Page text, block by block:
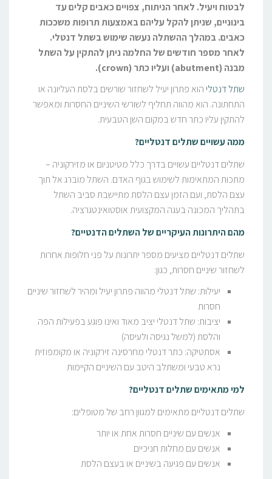
לבטוח ויעיל. לאחר הניתוח, צפויים כאבים קלים עד
בינוניים, שניתן להקל עליהם באמצעות תרופות משככות
כאבים. במהלך ההשתלה נעשה שימוש בשתל דנטלי.
לאחר מספר חודשים של החלמה ניתן להתקין על השתל
מבנה (abutment) ועליו כתר (crown).
שתל דנטלי הוא פתרון יעיל לשחזור שורשים בלסת העליונה או
התחתונה. הוא מהווה תחליף לשורשי השיניים החסרות ומאפשר
להתקין עליו כתר חדש במקום השן הטבעית.
ממה עשויים שתלים דנטליים?
שתלים דנטליים עשויים בדרך כלל מטיטניום או מזירקוניה –
מתכות המתאימות לשימוש בגוף האדם. השתל מוברג אל תוך
עצם הלסת, ועם הזמן עצם הלסת מתיישבת סביב השתל
בתהליך המכונה בעגה המקצועית אוסטואינטגרציה.
מהם היתרונות העיקריים של השתלים הדנטיים?
שתלים דנטליים מציעים מספר יתרונות על פני חלופות אחרות
לשחזור שיניים חסרות, כגון:
יעילות: שתל דנטלי מהווה פתרון יעיל ומהיר לשחזור שיניים
חסרות
יציבות: שתל דנטלי יציב מאוד ואינו פוגע בפעילות הפה
והלסת (למשל נגיסה ולעיסה)
אסתטיקה: כתר דנטלי מחרסינה זירקוניה או מקומפוזית
נרא טבעי ומשתלב היטב עם השיניים הקיימות
למי מתאימים שתלים דנטליים?
שתלים דנטליים מתאימים למגוון רחב של מטופלים:
אנשים עם שיניים חסרות אחת או יותר
אנשים עם מחלות חניכיים
אנשים עם פגיעה בשיניים או בעצם הלסת